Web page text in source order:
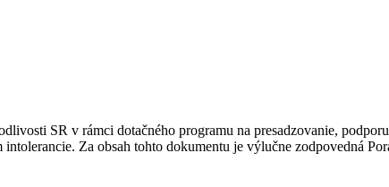
SR v rámci dotačného programu na presadzovanie,
Za obsah tohto dokumentu je výlučne zodpovedná